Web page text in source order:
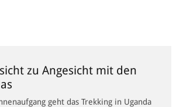
zu Angesicht mit den
geht das Trekking in Uganda